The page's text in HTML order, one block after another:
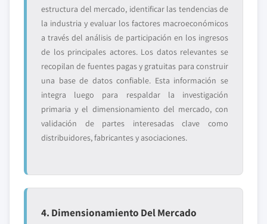
estructura del mercado, identificar las tendencias de
la industria y evaluar los factores macroeconómicos
a través del análisis de participación en los ingresos
de los principales actores. Los datos relevantes se
recopilan de fuentes pagas y gratuitas para construir
una base de datos confiable. Esta información se
integra luego para respaldar la investigación
primaria y el dimensionamiento del mercado, con
validación de partes interesadas clave como
distribuidores, fabricantes y asociaciones.
4. Dimensionamiento Del Mercado